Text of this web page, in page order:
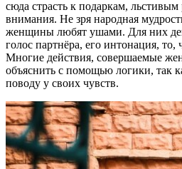
сюда страсть к подаркам,
внимания. Не зря народная
женщины любят ушами. Для них
голос партнёра, его интонация, то,
Многие действия, совершаемые
объяснить с помощью логики, так
поводу у своих чувств.